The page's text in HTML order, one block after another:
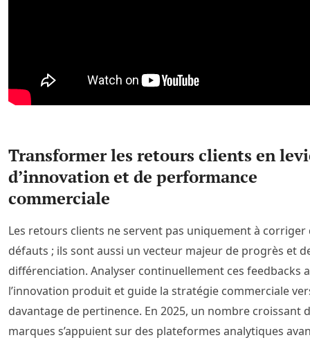
Transformer les retours clients en
d’innovation et de performance
commerciale
Les retours clients ne servent pas uniquement à corriger
défauts ; ils sont aussi un vecteur majeur de progrès et
différenciation. Analyser continuellement ces feedbacks
l’innovation produit et guide la stratégie commerciale
davantage de pertinence. En 2025, un nombre croissant
marques s’appuient sur des plateformes analytiques